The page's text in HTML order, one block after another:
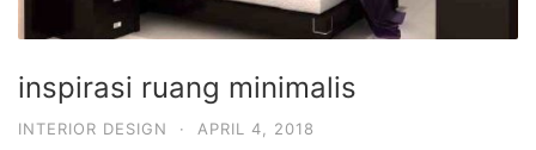
inspirasi ruang minimalis
INTERIOR DESIGN · APRIL 4, 2018